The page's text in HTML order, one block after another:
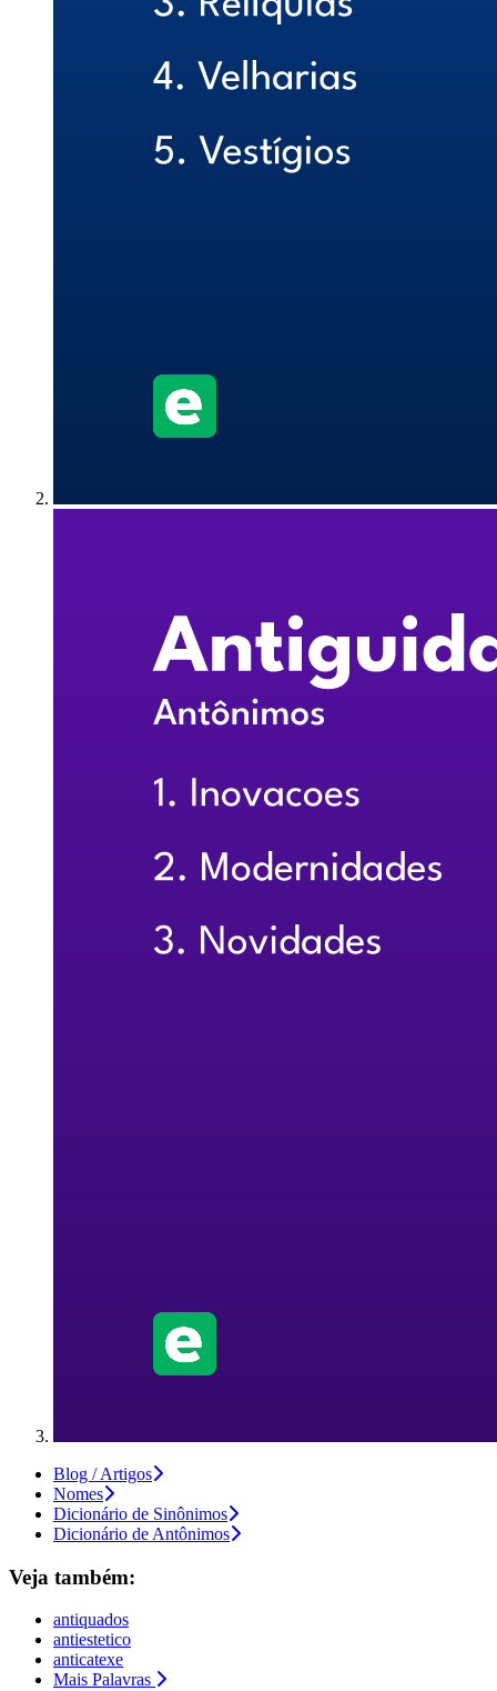
Blog / Artigos
Nomes
Dicionário de Sinônimos
Dicionário de Antônimos
Veja também:
antiquados
antiestetico
anticatexe
Mais Palavras